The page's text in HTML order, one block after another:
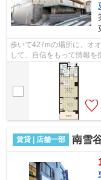
歩いて427mの場所に、オ
して、自信をもって情報
性の高い物件です。道が平
賃貸 | 店舗一部 南雪